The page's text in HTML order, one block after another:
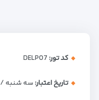
کد تور:DELP07
تاریخ اعتبار:سه شنبه / ۳۱ تیر